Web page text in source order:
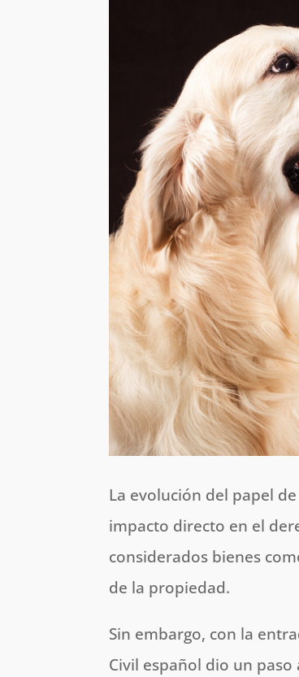
La evolución del papel
impacto directo en el
considerados bienes
de la propiedad.
Sin embargo, con la
Civil español dio un